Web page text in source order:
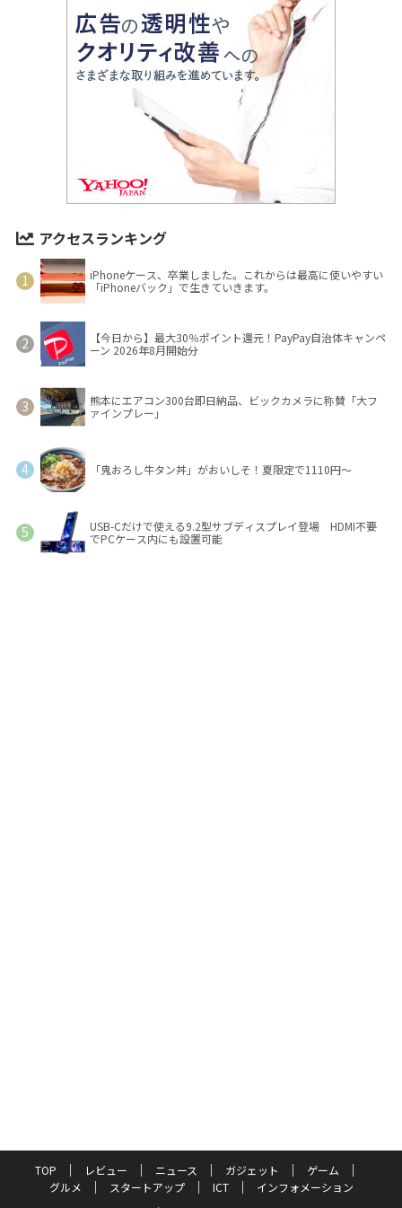
アクセスランキング
iPhoneケース、卒業しました。これからは最高に使いやすい
「iPhoneバック」で生きていきます。
【今日から】最大30％ポイント還元！PayPay自治体キャンペ
ーン 2026年8月開始分
熊本にエアコン300台即日納品、ビックカメラに称賛「大フ
ァインプレー」
「鬼おろし牛タン丼」がおいしそ！夏限定で1110円～
USB-Cだけで使える9.2型サブディスプレイ登場 HDMI不要
でPCケース内にも設置可能
TOP レビュー ニュース ガジェット
ゲーム
グルメ
スタートアップ ICT
インフォメーション